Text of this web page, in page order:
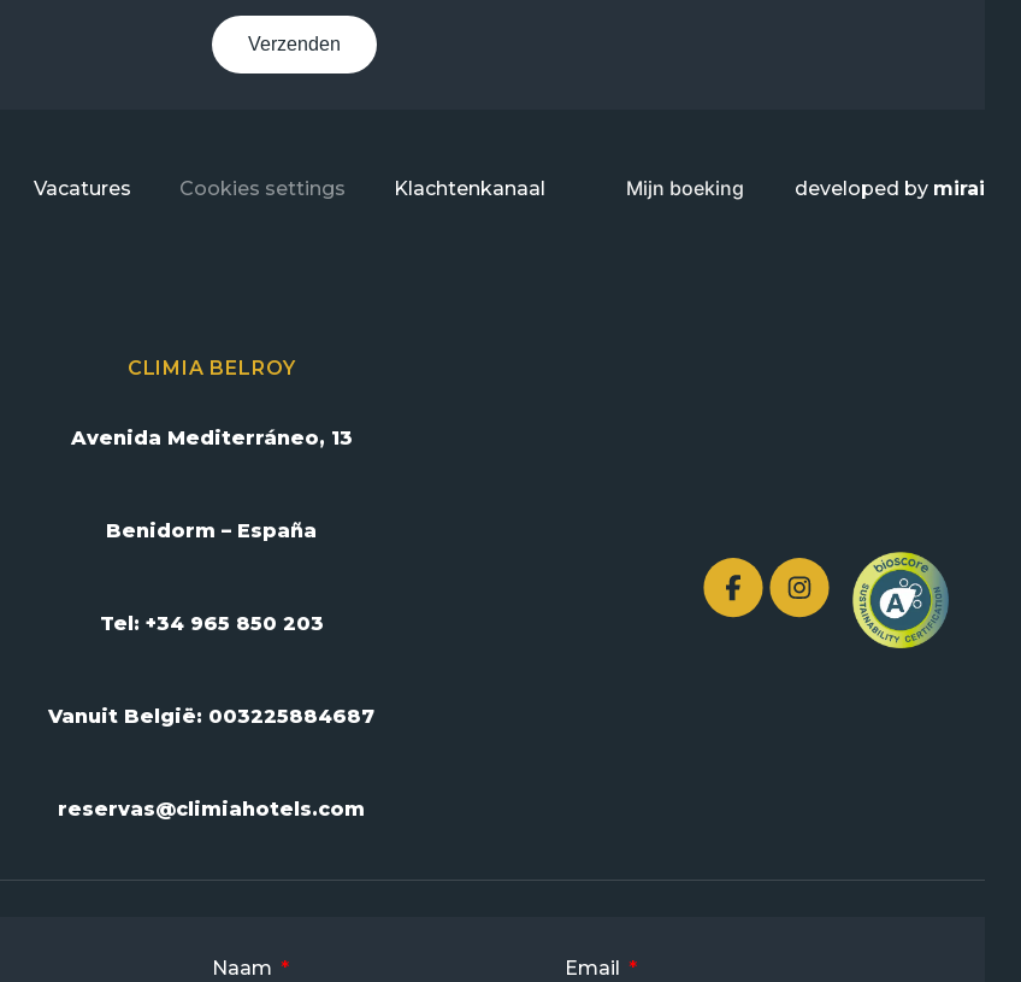
Verzenden
Vacatures Cookies settings Klachtenkanaal Mijn boeking developed by mirai
CLIMIA BELROY
Avenida Mediterráneo, 13
Benidorm – España
Tel: +34 965 850 203
Vanuit België: 003225884687
reservas@climiahotels.com
Naam Email